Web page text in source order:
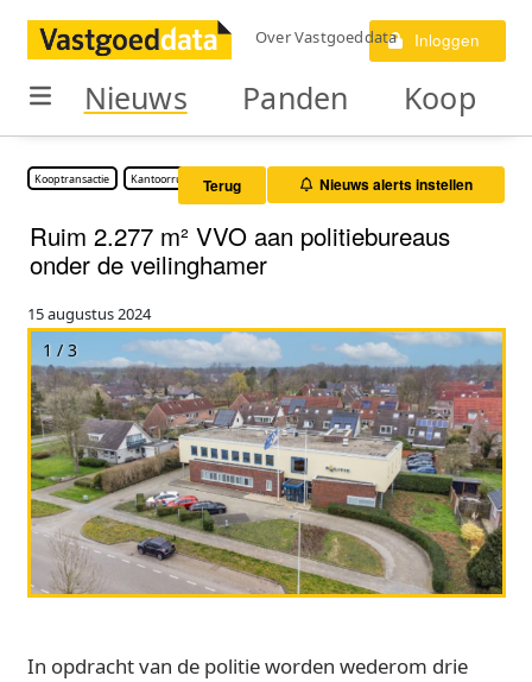
Over Vastgoeddata Inloggen
Nieuws Panden Koop
Kooptransactie KantoorruimteTerug Nieuws alerts instellen
Ruim 2.277 m² VVO aan politiebureaus
onder de veilinghamer
15 augustus 2024
1 / 3
In opdracht van de politie worden wederom drie